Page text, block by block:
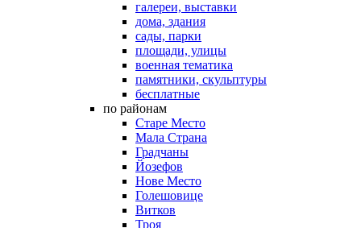
галереи, выставки
дома, здания
сады, парки
площади, улицы
военная тематика
памятники, скульптуры
бесплатные
по районам
Старе Место
Мала Страна
Градчаны
Йозефов
Нове Место
Голешовице
Витков
Троя